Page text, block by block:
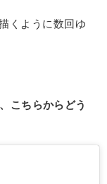
くように数回ゆ
こちらからどう